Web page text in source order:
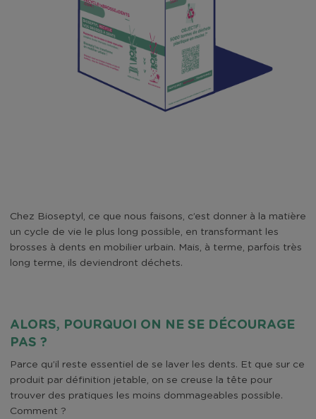
Chez Bioseptyl, ce que nous faisons, c’est donner à la matière
un cycle de vie le plus long possible, en transformant les
brosses à dents en mobilier urbain. Mais, à terme, parfois très
long terme, ils deviendront déchets.
ALORS, POURQUOI ON NE SE DÉCOURAGE
PAS ?
Parce qu’il reste essentiel de se laver les dents. Et que sur ce
produit par définition jetable, on se creuse la tête pour
trouver des pratiques les moins dommageables possible.
Comment ?